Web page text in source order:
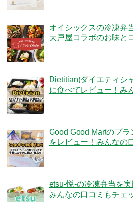
オイシックスの冷凍弁
大戸屋コラボのお味と
Dietitian(ダイエティシ
に食べてレビュー！み
Good Good Martのプ
をレビュー！みんなの
etsu-悦-の冷凍弁当を
みんなの口コミもチェ